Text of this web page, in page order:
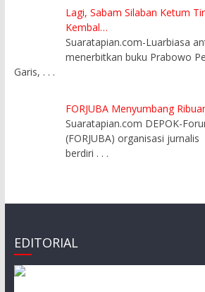
Lagi, Sabam Silaban Ketum
Kembal…
Suaratapian.com-Luarbiasa
menerbitkan buku Prabowo
Garis, . . .
FORJUBA Menyumbang
Suaratapian.com DEPOK-
(FORJUBA) organisasi
berdiri . . .
EDITORIAL